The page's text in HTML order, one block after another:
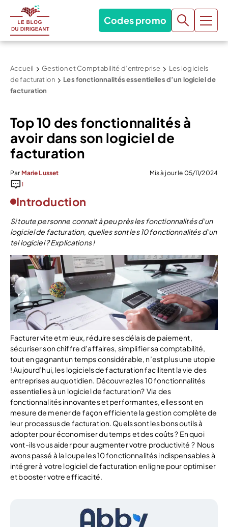
Codes promo
Accueil Gestion et Comptabilité d’entreprise
Les logiciels
de facturation
Les fonctionnalités essentielles d’un logiciel de
facturation
Top 10 des fonctionnalités à
avoir dans son logiciel de
facturation
Par Marie Lusset
Mis à jour le 05/11/2024
1
Introduction
Si toute personne connait à peu près les fonctionnalités d’un
logiciel de facturation, quelles sont les 10 fonctionnalités d’un
tel logiciel ? Explications !
Facturer vite et mieux, réduire ses délais de paiement,
sécuriser son chiffre d’affaires, simplifier sa comptabilité,
tout en gagnant un temps considérable, n’est plus une utopie
! Aujourd’hui, les logiciels de facturation facilitent la vie des
entreprises au quotidien. Découvrez les 10 fonctionnalités
essentielles à un logiciel de facturation? Via des
fonctionnalités innovantes et performantes, elles sont en
mesure de mener de façon efficiente la gestion complète de
leur processus de facturation. Quels sont les bons outils à
adopter pour économiser du temps et des coûts ? En quoi
vont-ils vous aider pour augmenter votre productivité ? Nous
avons passé à la loupe les 10 fonctionnalités indispensables à
intégrer à votre logiciel de facturation en ligne pour optimiser
et booster votre efficacité.